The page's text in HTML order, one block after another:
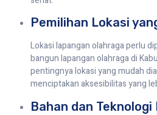
Pemilihan Lokasi
Lokasi lapangan olahraga perlu
bangun lapangan olahraga di
pentingnya lokasi yang mudah
menciptakan aksesibilitas yang
Bahan dan